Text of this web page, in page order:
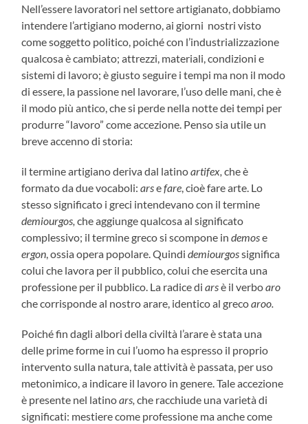
Nell’essere lavoratori nel settore artigianato, dobbiamo
intendere l’artigiano moderno, ai giorni nostri visto
come soggetto politico, poiché con l’industrializzazione
qualcosa è cambiato; attrezzi, materiali, condizioni e
sistemi di lavoro; è giusto seguire i tempi ma non il modo
di essere, la passione nel lavorare, l’uso delle mani, che è
il modo più antico, che si perde nella notte dei tempi per
produrre “lavoro” come accezione. Penso sia utile un
breve accenno di storia:
il termine artigiano deriva dal latinoartifex, che è
formato da due vocaboli:arsefare, cioè fare arte. Lo
stesso significato i greci intendevano con il termine
demiourgos, che aggiunge qualcosa al significato
complessivo; il termine greco si scompone indemose
ergon, ossia opera popolare. Quindidemiourgossignifica
colui che lavora per il pubblico, colui che esercita una
professione per il pubblico. La radice diarsè il verboaro
che corrisponde al nostro arare, identico al grecoaroo.
Poiché fin dagli albori della civiltà l’arare è stata una
delle prime forme in cui l’uomo ha espresso il proprio
intervento sulla natura, tale attività è passata, per uso
metonimico, a indicare il lavoro in genere. Tale accezione
è presente nel latinoars, che racchiude una varietà di
significati: mestiere come professione ma anche come